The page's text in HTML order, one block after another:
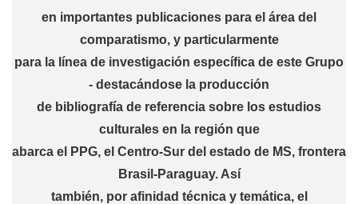
en importantes publicaciones para el área del
comparatismo, y particularmente
para la línea de investigación específica de este Grupo
- destacándose la producción
de bibliografía de referencia sobre los estudios
culturales en la región que
abarca el PPG, el Centro-Sur del estado de MS, frontera
Brasil-Paraguay. Así
también, por afinidad técnica y temática, el